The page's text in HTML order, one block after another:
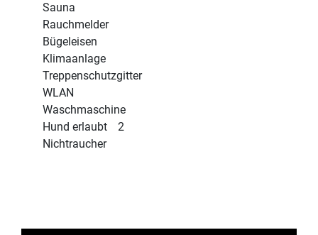
Sauna
Rauchmelder
Bügeleisen
Klimaanlage
Treppenschutzgitter
WLAN
Waschmaschine
Hund erlaubt
2
Nichtraucher